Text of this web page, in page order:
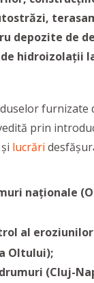
depozite de
hidroizolații
furnizate
prin
lucrări
naționale
al
Oltului);
(Cluj-